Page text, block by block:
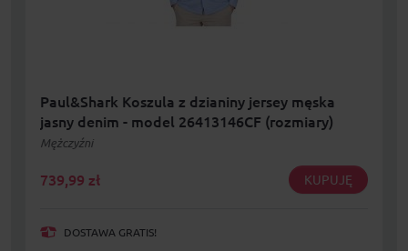
Paul&Shark Koszula z dzianiny jersey męska
jasny denim - model 26413146CF (rozmiary)
Mężczyźni
739,99 zł KUPUJĘ
DOSTAWA GRATIS!